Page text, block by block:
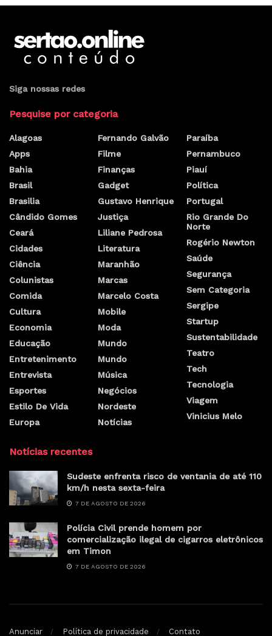
Siga nossas redes
Pesquise por categoria
Alagoas
Apps
Bahia
Brasil
Brasilia
Cândido Gomes
Ceará
Cidades
Ciência
Colunistas
Comida
Cultura
Economia
Educação
Entretenimento
Entrevista
Esportes
Estilo De Vida
Europa
Fernando Galvão
Filme
Finanças
Gadget
Gustavo Henrique
Justiça
Liliane Pedrosa
Literatura
Maranhão
Marcas
Marcelo Costa
Mobile
Moda
Mundo
Mundo
Música
Negócios
Nordeste
Notícias
Paraíba
Pernambuco
Piauí
Política
Portugal
Rio Grande Do
Norte
Rogério Newton
Saúde
Segurança
Sem Categoria
Sergipe
Startup
Sustentabilidade
Teatro
Tech
Tecnologia
Viagem
Vinicius Melo
Notícias recentes
Sudeste enfrenta risco de ventania de até 110
km/h nesta sexta-feira
7 DE AGOSTO DE 2026
Polícia Civil prende homem por
comercialização ilegal de cigarros eletrônicos
em Timon
7 DE AGOSTO DE 2026
Anunciar Política de privacidade Contato